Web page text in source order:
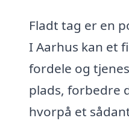
Fladt tag er en
I Aarhus kan et
fordele og
plads, forbedre
hvorpå et